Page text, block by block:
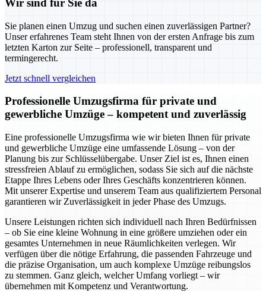
Wir sind für Sie da
Sie planen einen Umzug und suchen einen zuverlässigen Partner?
Unser erfahrenes Team steht Ihnen von der ersten Anfrage bis zum
letzten Karton zur Seite – professionell, transparent und
termingerecht.
Jetzt schnell vergleichen
Professionelle Umzugsfirma für private und
gewerbliche Umzüge – kompetent und zuverlässig
Eine professionelle Umzugsfirma wie wir bieten Ihnen für private
und gewerbliche Umzüge eine umfassende Lösung – von der
Planung bis zur Schlüsselübergabe. Unser Ziel ist es, Ihnen einen
stressfreien Ablauf zu ermöglichen, sodass Sie sich auf die nächste
Etappe Ihres Lebens oder Ihres Geschäfts konzentrieren können.
Mit unserer Expertise und unserem Team aus qualifiziertem Personal
garantieren wir Zuverlässigkeit in jeder Phase des Umzugs.
Unsere Leistungen richten sich individuell nach Ihren Bedürfnissen
– ob Sie eine kleine Wohnung in eine größere umziehen oder ein
gesamtes Unternehmen in neue Räumlichkeiten verlegen. Wir
verfügen über die nötige Erfahrung, die passenden Fahrzeuge und
die präzise Organisation, um auch komplexe Umzüge reibungslos
zu stemmen. Ganz gleich, welcher Umfang vorliegt – wir
übernehmen mit Kompetenz und Verantwortung.